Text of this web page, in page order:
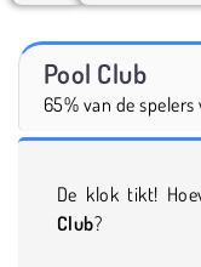
Pool Club
65% van de
De klok tikt!
Club?